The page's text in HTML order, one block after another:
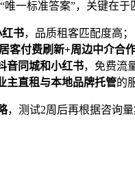
唯一标准答案”，关键在
红书，品质租客匹配度高；
客付费刷新+周边中介合
音同城和小红书，免费流
主直租与本地品牌托管的
，测试2周后再根据咨询